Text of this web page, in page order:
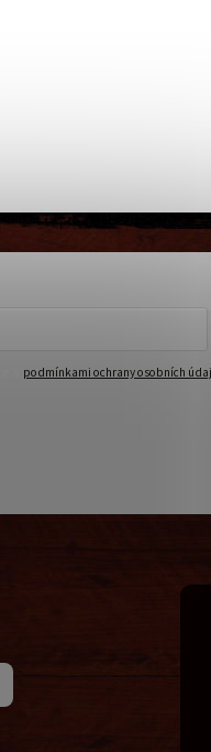
podmínkami ochrany osobních